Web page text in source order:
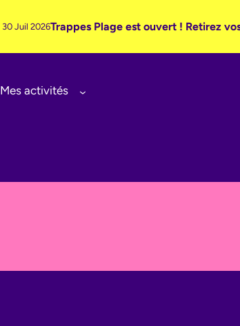
30 Juil 2026Trappes Plage est ouvert ! Retirez
Mes activités